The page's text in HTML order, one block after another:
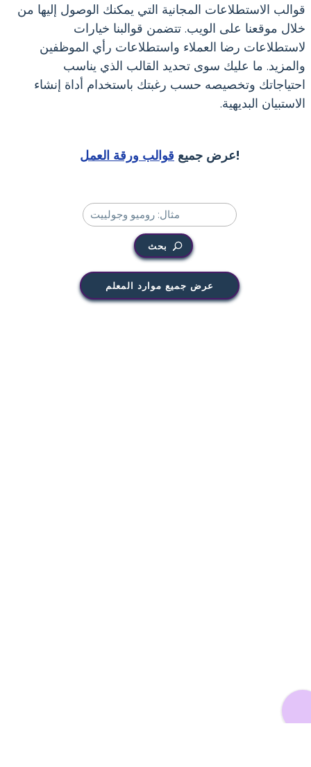
قوالب الاستطلاعات المجانية التي يمكنك الوصول إليها من
خلال موقعنا على الويب. تتضمن قوالبنا خيارات
لاستطلاعات رضا العملاء واستطلاعات رأي الموظفين
والمزيد. ما عليك سوى تحديد القالب الذي يناسب
احتياجاتك وتخصيصه حسب رغبتك باستخدام أداة إنشاء
الاستبيان البديهية.
عرض جميع قوالب ورقة العمل !
بحث
عرض جميع موارد المعلم